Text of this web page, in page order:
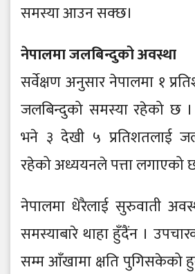
समस्या आउन सक्छ।
नेपालमा जलबिन्दुको अवस्था
सर्वेक्षण अनुसार नेपालमा १
जलबिन्दुको समस्या रहेको छ ।
भने ३ देखी ५ प्रतिशतलाई
रहेको अध्ययनले पत्ता लगाएको
नेपालमा धेरैलाई सुरुवाती
समस्याबारे थाहा हुँदैंन ।
सम्म आँखामा क्षति पुगिसकेको